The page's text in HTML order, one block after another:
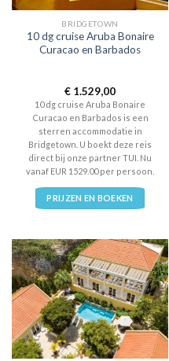
BRIDGETOWN
10 dg cruise Aruba Bonaire
Curacao en Barbados
€ 1.529,00
10 dg cruise Aruba Bonaire
Curacao en Barbados is een
sterren accommodatie in
Bridgetown. U boekt deze reis
direct bij onze partner TUI. Nu
vanaf EUR 1529.00 per persoon.
PRIJZEN EN BOEKEN